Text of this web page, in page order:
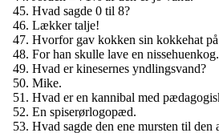
Hvad sagde 0 til 8?
Lækker talje!
Hvorfor gav kokken sin kokkehat
For han skulle lave en nissehuenkog.
Hvad er kinesernes yndlingsvand?
Mike.
Hvad er en kannibal med
En spiserørlogopæd.
Hvad sagde den ene mursten til den